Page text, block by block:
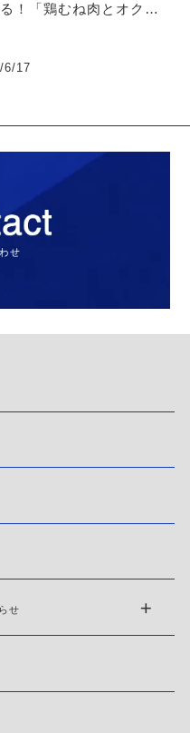
！「鶏むね肉とオクラ
6/17
せ